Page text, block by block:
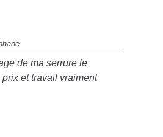
de ma serrure le
et travail vraiment